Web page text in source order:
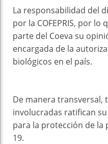
La responsabilidad del
por la COFEPRIS, por
parte del Coeva su
encargada de la
biológicos en el país.
De manera transversal,
involucradas ratifican
para la protección de la
19.